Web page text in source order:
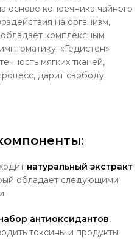
основе копеечника чайного
на организм,
комплексным
«Гедистен»
мягких тканей,
дарит свободу
натуральный экстракт
обладает следующими
антиоксидантов,
токсины и продукты